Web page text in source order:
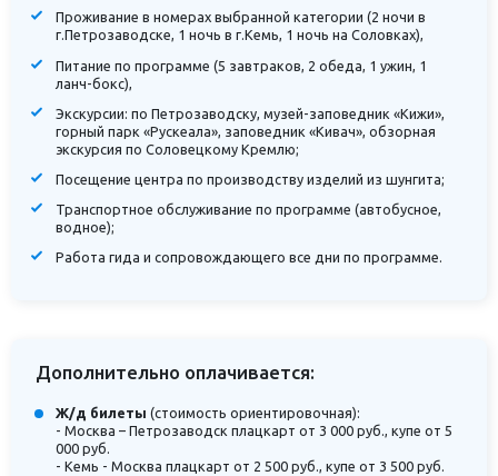
Проживание в номерах выбранной категории (2 ночи в
г.Петрозаводске, 1 ночь в г.Кемь, 1 ночь на Соловках),
Питание по программе (5 завтраков, 2 обеда, 1 ужин, 1
ланч-бокс),
Экскурсии: по Петрозаводску, музей-заповедник «Кижи»,
горный парк «Рускеала», заповедник «Кивач», обзорная
экскурсия по Соловецкому Кремлю;
Посещение центра по производству изделий из шунгита;
Транспортное обслуживание по программе (автобусное,
водное);
Работа гида и сопровождающего все дни по программе.
Дополнительно оплачивается:
Ж/д билеты (стоимость ориентировочная):
- Москва – Петрозаводск плацкарт от 3 000 руб., купе от 5
000 руб.
- Кемь - Москва плацкарт от 2 500 руб., купе от 3 500 руб.